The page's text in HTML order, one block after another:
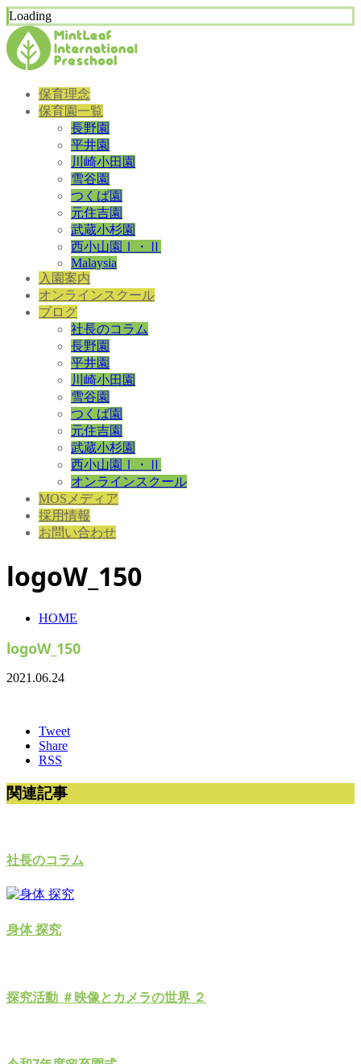
Loading
保育理念
保育園一覧
長野園
平井園
川崎小田園
雪谷園
つくば園
元住吉園
武蔵小杉園
西小山園Ⅰ・Ⅱ
Malaysia
入園案内
オンラインスクール
ブログ
社長のコラム
長野園
平井園
川崎小田園
雪谷園
つくば園
元住吉園
武蔵小杉園
西小山園Ⅰ・Ⅱ
オンラインスクール
MOSメディア
採用情報
お問い合わせ
logoW_150
HOME
logoW_150
2021.06.24
Tweet
Share
RSS
関連記事
社長のコラム
身体 探究
探究活動 ＃映像とカメラの世界 ２